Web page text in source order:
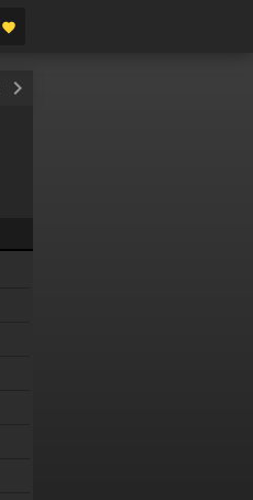
favorite
keyboard_arrow_right